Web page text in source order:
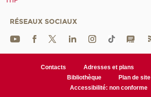
RÉSEAUX SOCIAUX
Contacts Adresses et plans
Bibliothèque
Plan de site
Accessibilité: non conforme